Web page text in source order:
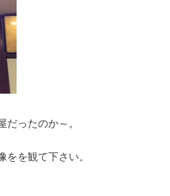
ったのか～。
を観て下さい。